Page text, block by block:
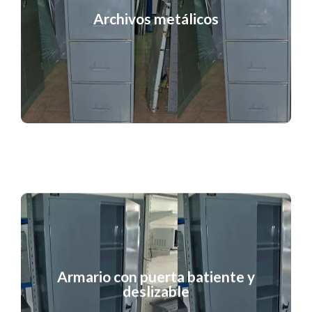
Archivos metálicos
Archivos metálicos
VER MAS
Armario con puerta batiente y
deslizable
deslizable
VER MAS